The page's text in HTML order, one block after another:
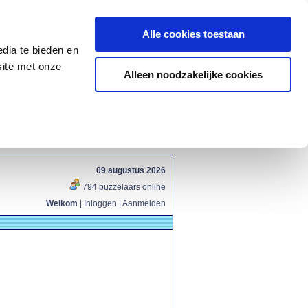
te bieden en
met onze
Alle cookies toestaan
Alleen noodzakelijke cookies
09 augustus 2026
794 puzzelaars online
Welkom
Inloggen Aanmelden